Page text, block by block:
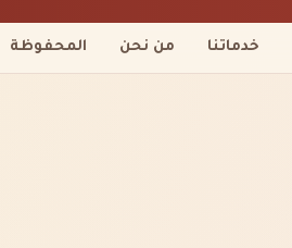
خدماتنا من نحن المحفوظة